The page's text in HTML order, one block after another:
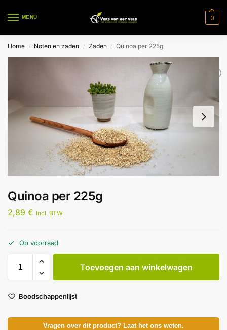
MENU 0
Home / Noten en zaden / Zaden / Quinoa per 225g
Quinoa per 225g
2,89 € Incl. BTW
Op voorraad
Toevoegen aan winkelwagen
Boodschappenlijst
Vragen over dit product? Laat het ons weten.